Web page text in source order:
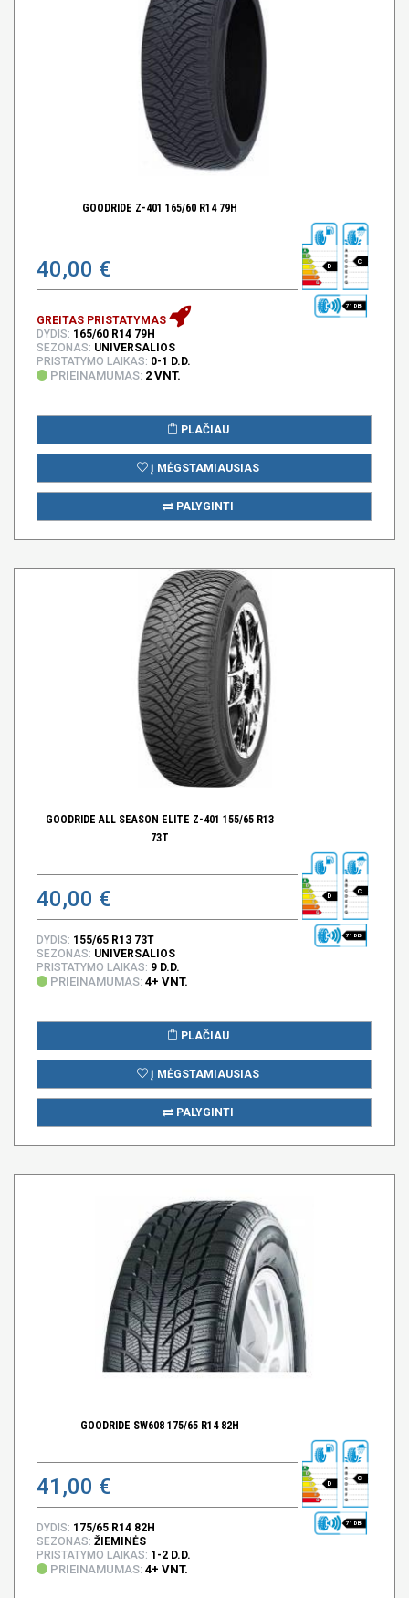
GOODRIDE Z-401 165/60 R14 79H
40,00 € D
C
71 DB
GREITAS PRISTATYMAS
DYDIS: 165/60 R14 79H
SEZONAS: UNIVERSALIOS
PRISTATYMO LAIKAS: 0-1 D.D.
PRIEINAMUMAS: 2 VNT.
PLAČIAU
Į MĖGSTAMIAUSIAS
PALYGINTI
GOODRIDE ALL SEASON ELITE Z-401 155/65 R13
73T
40,00 € D
C
71 DB
DYDIS: 155/65 R13 73T
SEZONAS: UNIVERSALIOS
PRISTATYMO LAIKAS: 9 D.D.
PRIEINAMUMAS: 4+ VNT.
PLAČIAU
Į MĖGSTAMIAUSIAS
PALYGINTI
GOODRIDE SW608 175/65 R14 82H
41,00 € D
C
71 DB
DYDIS: 175/65 R14 82H
SEZONAS: ŽIEMINĖS
PRISTATYMO LAIKAS: 1-2 D.D.
PRIEINAMUMAS: 4+ VNT.